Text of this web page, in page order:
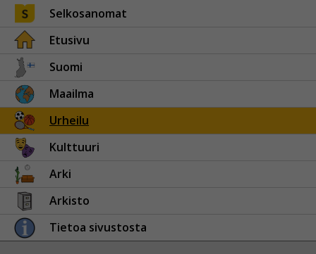
Selkosanomat
Etusivu
Suomi
Maailma
Urheilu
Kulttuuri
Arki
Arkisto
Tietoa sivustosta